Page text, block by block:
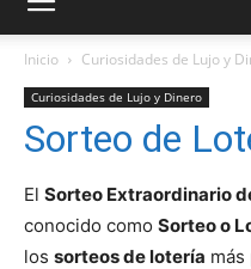
Inicio Curiosidades de Lujo y
Curiosidades de Lujo y Dinero
Sorteo de
El Sorteo Extraordinario
conocido como Sorteo o
los sorteos de lotería